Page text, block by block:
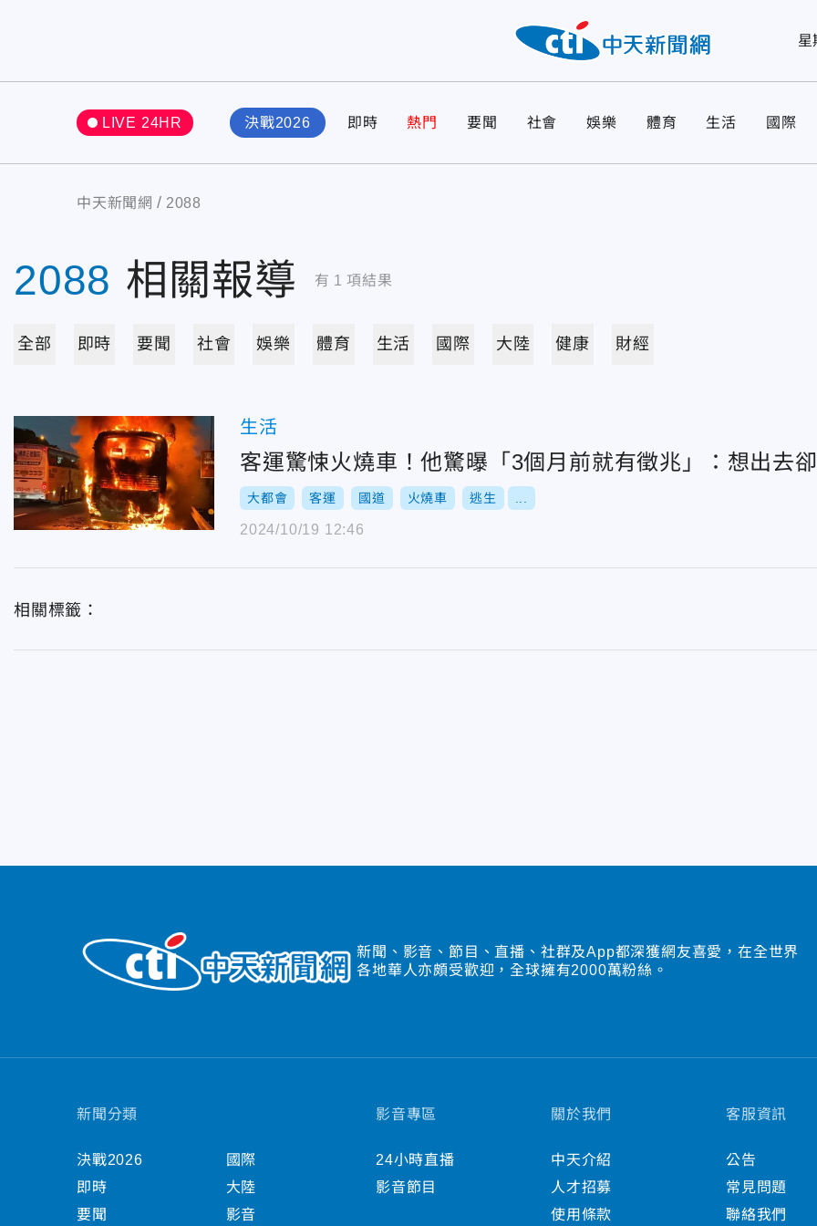
星
LIVE 24HR 決戰2026 即時 熱門 要聞 社會 娛樂 體育 生活 國際
中天新聞網 2088
2088 相關報導 有 1 項結果
全部 即時 要聞 社會 娛樂 體育 生活 國際 大陸 健康 財經
生活
客運驚悚火燒車！他驚曝「3個月前就有徵兆」：想出去
大都會 客運 國道 火燒車 逃生
2024/10/19 12:46
相關標籤：
新聞、影音、節目、直播、社群及App都深獲網友喜愛，在全世界
各地華人亦頗受歡迎，全球擁有2000萬粉絲。
新聞分類
決戰2026
即時
要聞
國際
大陸
影音
影音專區
24小時直播
影音節目
關於我們
中天介紹
人才招募
使用條款
客服資訊
公告
常見問題
聯絡我們